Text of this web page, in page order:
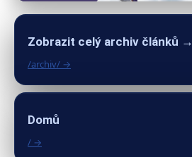
Zobrazit celý archiv článků →
/archiv/ →
Domů
/ →